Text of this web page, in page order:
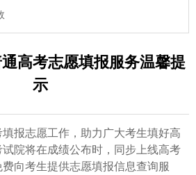
高考志愿填报服务温馨提
示
报志愿工作，助力广大考生填好高
院将在成绩公布时，同步上线高考
向考生提供志愿填报信息查询服